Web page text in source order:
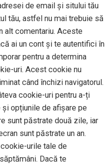
de email și sitului tău
tău, astfel nu mai trebuie să
alt comentariu. Aceste
ai un cont și te autentifici în
pentru a determina
uri. Acest cookie nu
când închizi navigatorul.
cookie-uri pentru a-ți
opțiunile de afișare pe
sunt păstrate două zile, iar
sunt păstrate un an.
urile tale de
Dacă te